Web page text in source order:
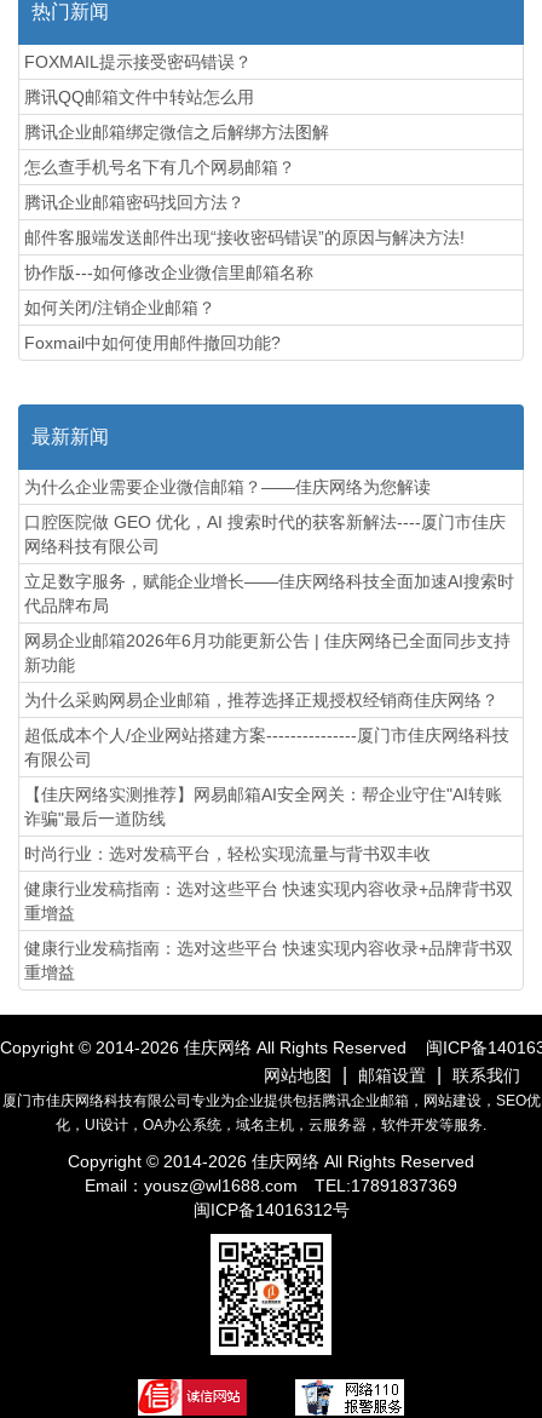
热门新闻
FOXMAIL提示接受密码错误？
腾讯QQ邮箱文件中转站怎么用
腾讯企业邮箱绑定微信之后解绑方法图解
怎么查手机号名下有几个网易邮箱？
腾讯企业邮箱密码找回方法？
邮件客服端发送邮件出现“接收密码错误”的原因与解决方法!
协作版---如何修改企业微信里邮箱名称
如何关闭/注销企业邮箱？
Foxmail中如何使用邮件撤回功能?
最新新闻
为什么企业需要企业微信邮箱？——佳庆网络为您解读
口腔医院做 GEO 优化，AI 搜索时代的获客新解法----厦门市佳庆
网络科技有限公司
立足数字服务，赋能企业增长——佳庆网络科技全面加速AI搜索时
代品牌布局
网易企业邮箱2026年6月功能更新公告 | 佳庆网络已全面同步支持
新功能
为什么采购网易企业邮箱，推荐选择正规授权经销商佳庆网络？
超低成本个人/企业网站搭建方案---------------厦门市佳庆网络科技
有限公司
【佳庆网络实测推荐】网易邮箱AI安全网关：帮企业守住"AI转账
诈骗"最后一道防线
时尚行业：选对发稿平台，轻松实现流量与背书双丰收
健康行业发稿指南：选对这些平台 快速实现内容收录+品牌背书双
重增益
健康行业发稿指南：选对这些平台 快速实现内容收录+品牌背书双
重增益
Copyright © 2014-2026 佳庆网络 All Rights Reserved 闽ICP备
网站地图
邮箱设置 联系我们
厦门市佳庆网络科技有限公司专业为企业提供包括腾讯企业邮箱，网站建设，SEO优
化，UI设计，OA办公系统，域名主机，云服务器，软件开发等服务.
Copyright © 2014-2026 佳庆网络 All Rights Reserved
Email： yousz@wl1688.com
TEL:17891837369
闽ICP备14016312号